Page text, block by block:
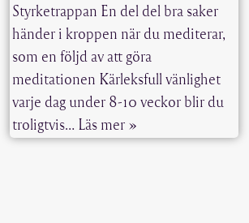
Styrketrappan En del del bra saker
händer i kroppen när du mediterar,
som en följd av att göra
meditationen Kärleksfull vänlighet
varje dag under 8-10 veckor blir du
troligtvis… Läs mer »